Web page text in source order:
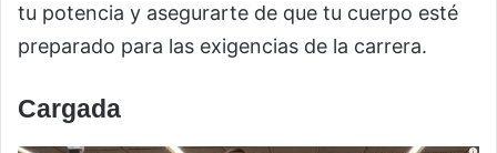
tu potencia y asegurarte de que tu cuerpo esté
preparado para las exigencias de la carrera.
Cargada